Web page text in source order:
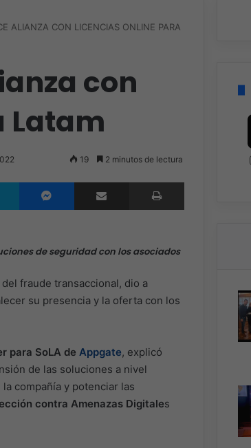
ALIANZA CON LICENCIAS ONLINE PARA
con
Latam
19 2 minutos de lectura
Skype Messenger Compartir por correo electrónico Imprimir
de seguridad con los asociados
fraude transaccional, dio a
su presencia y la oferta con los
para SoLA de Appgate, explicó
de las soluciones a nivel
compañía y potenciar las
contra Amenazas Digitales